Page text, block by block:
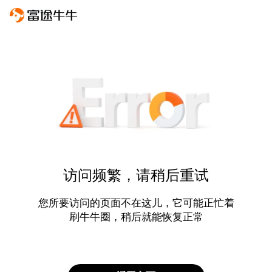
访问频繁，请稍后重试
您所要访问的页面不在这儿，它可能正忙着
刷牛牛圈，稍后就能恢复正常